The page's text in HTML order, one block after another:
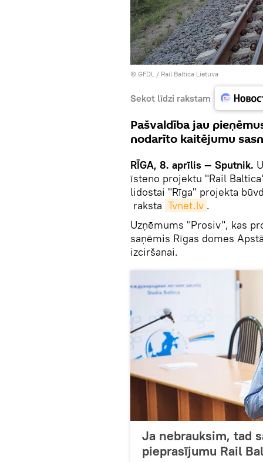
© GFDL / Rail Baltica Lietuva
Sekot līdzi rakstam
Pašvaldība jau
nodarīto kaitējumu
RĪGA, 8. aprīlis — Sputnik.
īsteno projektu "Rail
lidostai "Rīga" projekta
raksta Tvnet.lv .
Uzņēmums "Prosiv", kas
saņēmis Rīgas domes
izciršanai.
Ja nebrauksim, tad
pieprasījumu Rail